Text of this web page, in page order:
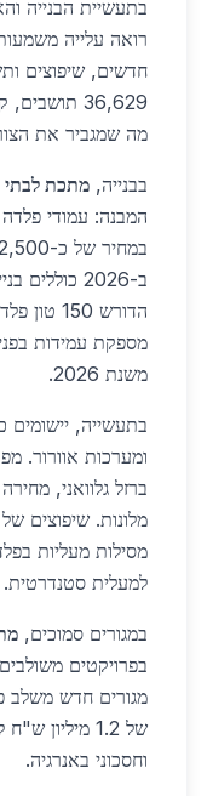
רואה עלייה
חדשים, שיפוצים
36,629
מה שמגביר את
בבנייה, מתכת לבתי
משנת 2026.
בתעשייה, יישומים
ומערכות אוורור.
מלונות. שיפוצים
למעלית סטנדרטית.
במגורים סמוכים,
בפרויקטים
מגורים חדש משלב
וחסכוני באנרגיה.